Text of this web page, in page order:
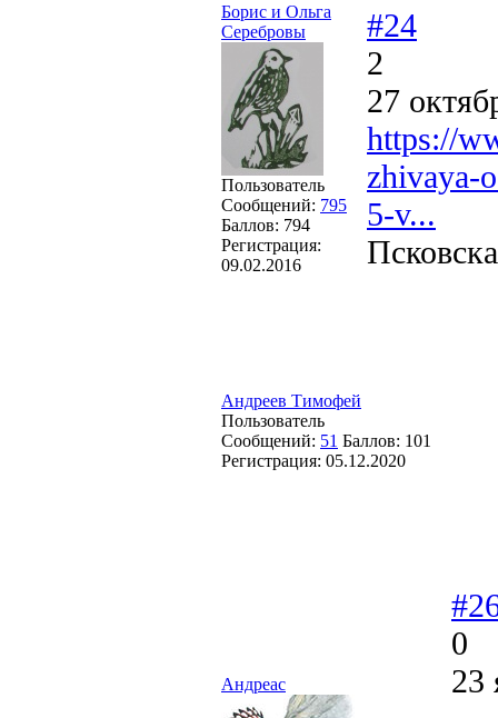
Борис и Ольга
Серебровы
Пользователь
Сообщений: 795
Баллов: 794
Регистрация:
09.02.2016
#24
2
27
https://
zhivaya-
5-v...
Андреев Тимофей
Пользователь
Сообщений: 51 Баллов: 101
Регистрация: 05.12.2020
Андреас
0
23